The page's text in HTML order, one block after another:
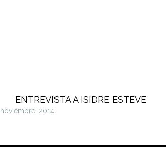
ENTREVISTA A ISIDRE ESTEVE
2014